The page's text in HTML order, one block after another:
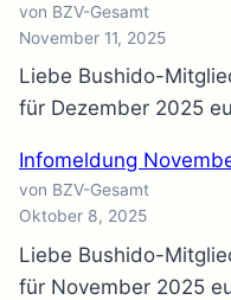
von BZV-Gesamt
November 11, 2025
Liebe Bushido-
für Dezember 2025
Infomeldung
von BZV-Gesamt
Oktober 8, 2025
Liebe Bushido-
für November 2025